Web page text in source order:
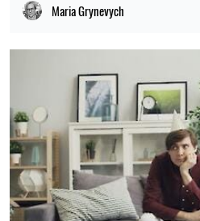
Maria Grynevych